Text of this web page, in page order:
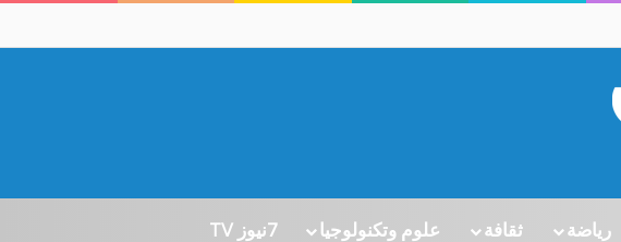
رياضة ثقافة علوم وتكنولوجيا 7نيوز TV